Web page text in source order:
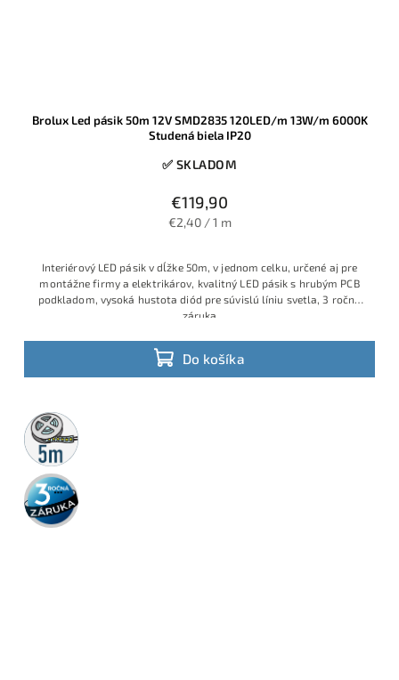
Brolux Led pásik 50m 12V SMD2835 120LED/m 13W/m 6000K
Studená biela IP20
✅ SKLADOM
€119,90
€2,40 / 1 m
Do košíka
Interiérový LED pásik v dĺžke 50m, v jednom celku, určené aj pre
montážne firmy a elektrikárov, kvalitný LED pásik s hrubým PCB
podkladom, vysoká hustota diód pre súvislú líniu svetla, 3 ročná
záruka
5m
rolka
3 roky
záruka